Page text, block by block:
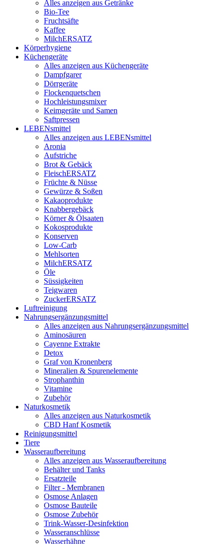
Alles anzeigen aus Getränke
Bio-Tee
Fruchtsäfte
Kaffee
MilchERSATZ
Körperhygiene
Küchengeräte
Alles anzeigen aus Küchengeräte
Dampfgarer
Dörrgeräte
Flockenquetschen
Hochleistungsmixer
Keimgeräte und Samen
Saftpressen
LEBENsmittel
Alles anzeigen aus LEBENsmittel
Aronia
Aufstriche
Brot & Gebäck
FleischERSATZ
Früchte & Nüsse
Gewürze & Soßen
Kakaoprodukte
Knabbergebäck
Körner & Ölsaaten
Kokosprodukte
Konserven
Low-Carb
Mehlsorten
MilchERSATZ
Öle
Süssigkeiten
Teigwaren
ZuckerERSATZ
Luftreinigung
Nahrungsergänzungsmittel
Alles anzeigen aus Nahrungsergänzungsmittel
Aminosäuren
Cayenne Extrakte
Detox
Graf von Kronenberg
Mineralien & Spurenelemente
Strophanthin
Vitamine
Zubehör
Naturkosmetik
Alles anzeigen aus Naturkosmetik
CBD Hanf Kosmetik
Reinigungsmittel
Tiere
Wasseraufbereitung
Alles anzeigen aus Wasseraufbereitung
Behälter und Tanks
Ersatzteile
Filter - Membranen
Osmose Anlagen
Osmose Bauteile
Osmose Zubehör
Trink-Wasser-Desinfektion
Wasseranschlüsse
Wasserhähne